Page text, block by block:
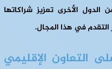
الأخرى تعزيز شراكاتها
في هذا المجال.
التعاون الإقليمي